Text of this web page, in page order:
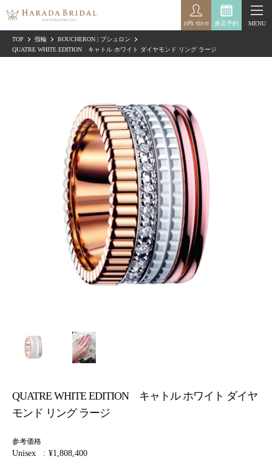
来店予約
お問い合わせ MENU
TOP 指輪
BOUCHERON | ブシュロン
QUATRE WHITE EDITION キャトル ホワイト ダイヤモンド リング ラージ
QUATRE WHITE EDITION キャトル ホワイト ダイヤ
モンド リング ラージ
参考価格
Unisex ¥1,808,400